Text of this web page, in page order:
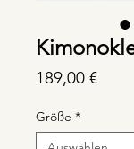
189,00 €Preis
Größe *